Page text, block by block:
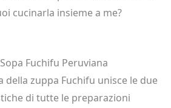
cucinarla insieme a me?
Fuchifu Peruviana
della zuppa Fuchifu unisce le due
di tutte le preparazioni